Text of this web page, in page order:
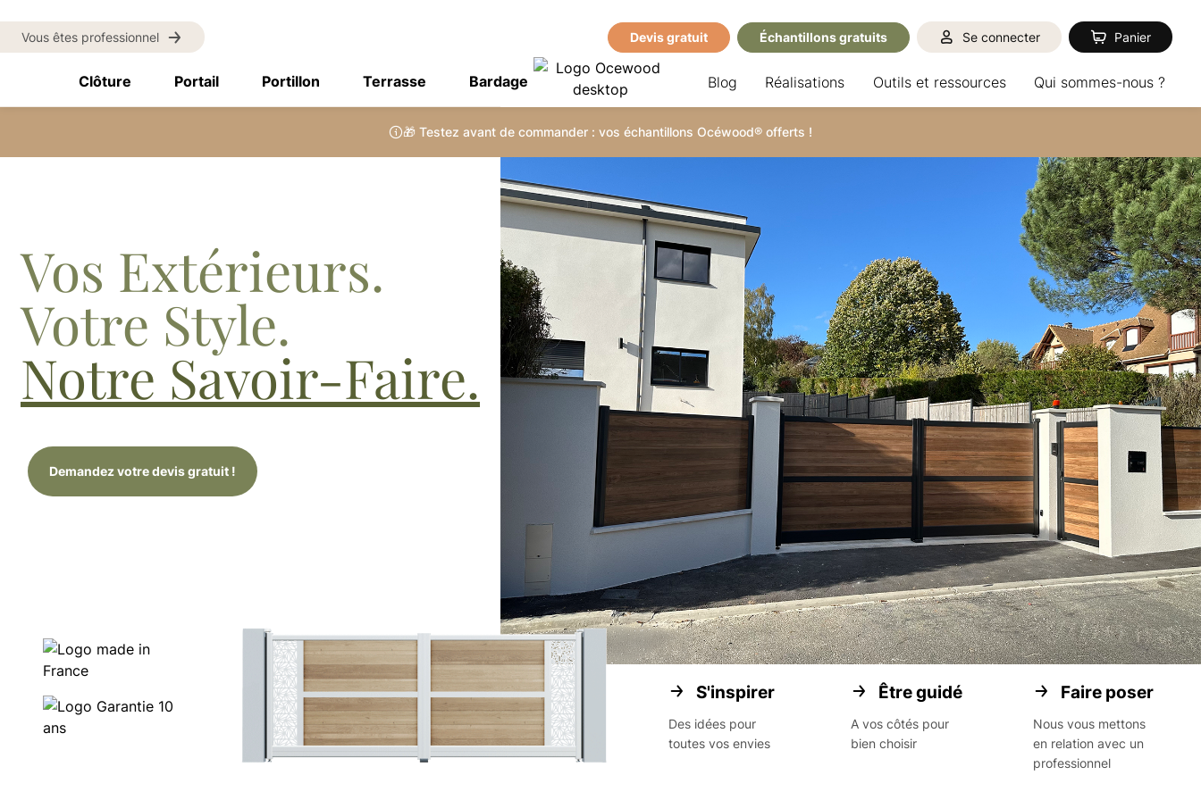
Vous êtes professionnel
Clôture Portail Portillon Terrasse Bardage
Devis gratuit Échantillons gratuits Se connecter Panier
Blog Réalisations Outils et ressources Qui sommes-nous ?
🎁 Testez avant de commander : vos échantillons Océwood® offerts !
Vos Extérieurs.
Votre Style.
Notre Savoir-Faire.
Demandez votre devis gratuit !
S'inspirer
Des idées pour
toutes vos envies
Être guidé
A vos côtés pour
bien choisir
Faire poser
Nous vous mettons
en relation avec un
professionnel